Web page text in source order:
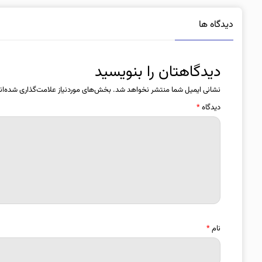
دیدگاه ها
دیدگاهتان را بنویسید
نشانی ایمیل شما منتشر نخواهد شد. بخش‌های موردنیاز علامت‌گذاری
دیدگاه*
نام*